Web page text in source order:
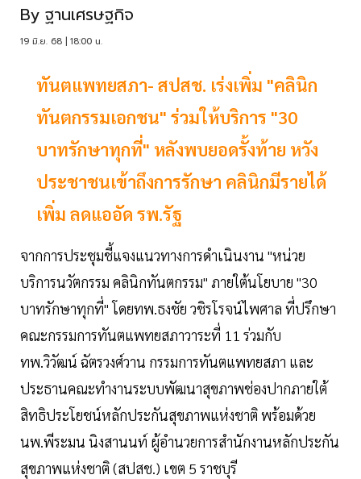
By ฐานเศรษฐกิจ
19 มิ.ย. 68 | 18:00 น.
ทันตแพทยสภา- สปสช. เร่งเพิ่ม "คลินิก
ทันตกรรมเอกชน" ร่วมให้บริการ "30
บาทรักษาทุกที่" หลังพบยอดรั้งท้าย หวัง
ประชาชนเข้าถึงการรักษา คลินิกมีรายได้
เพิ่ม ลดแออัด รพ.รัฐ
จากการประชุมชี้แจงแนวทางการดำเนินงาน "หน่วย
บริการนวัตกรรม คลินิกทันตกรรม" ภายใต้นโยบาย "30
บาทรักษาทุกที่" โดยทพ.ธงชัย วชิรโรจน์ไพศาล ที่ปรึกษา
คณะกรรมการทันตแพทยสภาวาระที่ 11 ร่วมกับ
ทพ.วิวัฒน์ ฉัตรวงศ์วาน กรรมการทันตแพทยสภา และ
ประธานคณะทำงานระบบพัฒนาสุขภาพช่องปากภายใต้
สิทธิประโยชน์หลักประกันสุขภาพแห่งชาติ พร้อมด้วย
นพ.พีระมน นิงสานนท์ ผู้อำนวยการสำนักงานหลักประกัน
สุขภาพแห่งชาติ (สปสช.) เขต 5 ราชบุรี